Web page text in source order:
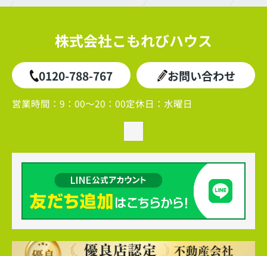
株式会社こもれびハウス
0120-788-767 お問い合わせ
営業時間： 9：00～20：00定休日： 水曜日